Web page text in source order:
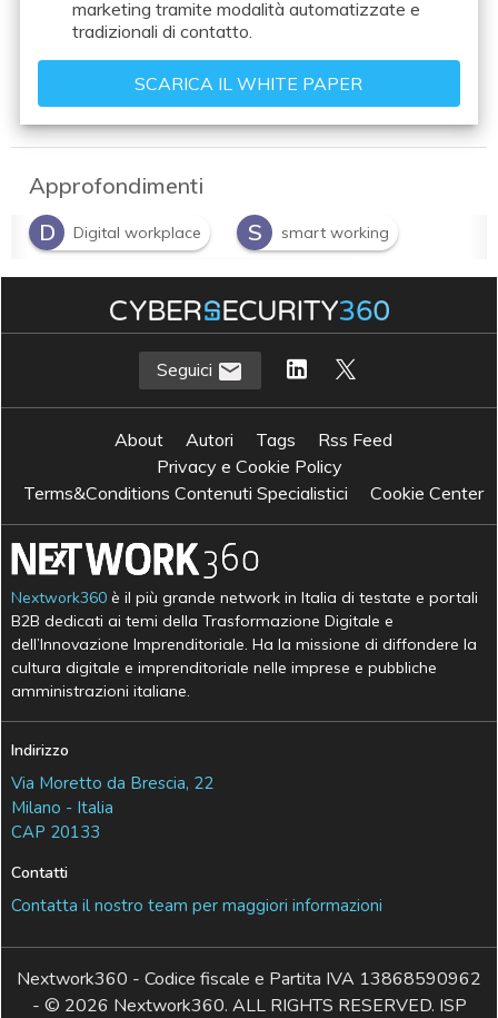
marketing tramite modalità automatizzate e
tradizionali di contatto.
Approfondimenti
D
Digital workplace S smart working
U Unified communication & collaboration
Seguici
About Autori Tags
Rss Feed
Privacy e Cookie Policy
Terms&Conditions Contenuti Specialistici
Cookie Center
Nextwork360 è il più grande network in Italia di testate e portali
B2B dedicati ai temi della Trasformazione Digitale e
dell’Innovazione Imprenditoriale. Ha la missione di diffondere la
cultura digitale e imprenditoriale nelle imprese e pubbliche
amministrazioni italiane.
Indirizzo
Via Moretto da Brescia, 22
Milano - Italia
CAP 20133
Contatti
Contatta il nostro team per maggiori informazioni
Nextwork360 - Codice fiscale e Partita IVA 13868590962
- © 2026 Nextwork360. ALL RIGHTS RESERVED. ISP